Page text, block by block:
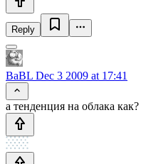
Reply
BaBL Dec 3 2009 at 17:41
а тенденция на облака